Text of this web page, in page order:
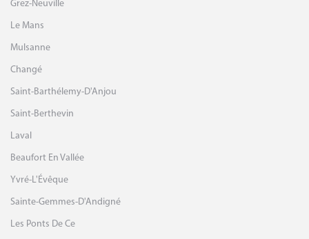
Grez-Neuville
Le Mans
Mulsanne
Changé
Saint-Barthélemy-D'Anjou
Saint-Berthevin
Laval
Beaufort En Vallée
Yvré-L'Évêque
Sainte-Gemmes-D'Andigné
Les Ponts De Ce